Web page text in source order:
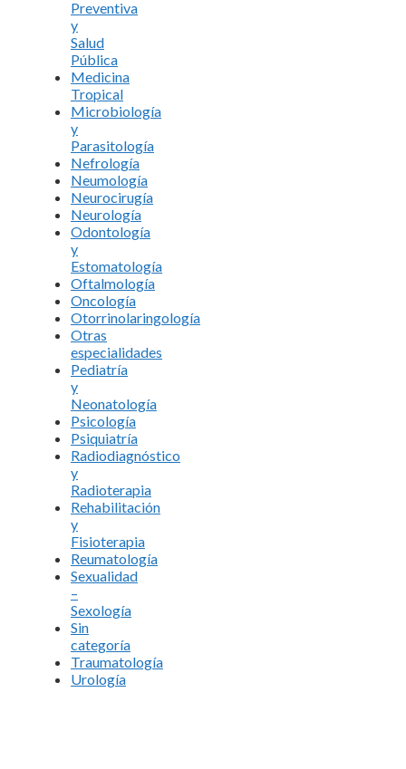
Preventiva
y
Salud
Pública
Medicina
Tropical
Microbiología
y
Parasitología
Nefrología
Neumología
Neurocirugía
Neurología
Odontología
y
Estomatología
Oftalmología
Oncología
Otorrinolaringología
Otras
especialidades
Pediatría
y
Neonatología
Psicología
Psiquiatría
Radiodiagnóstico
y
Radioterapia
Rehabilitación
y
Fisioterapia
Reumatología
Sexualidad
–
Sexología
Sin
categoría
Traumatología
Urología